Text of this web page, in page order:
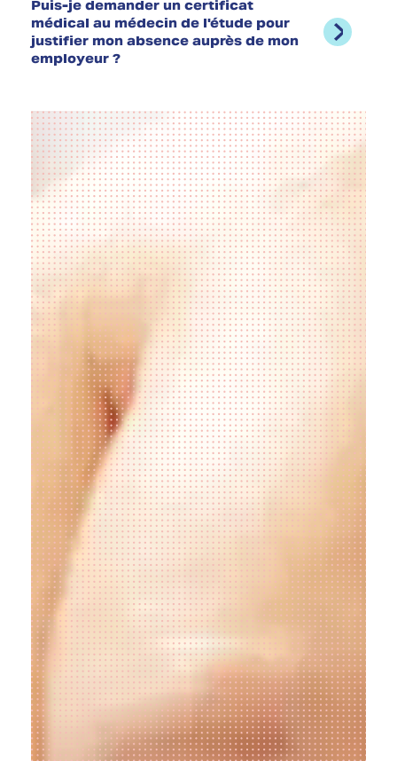
Puis-je demander un certificat
médical au médecin de l'étude pour
justifier mon absence auprès de mon
employeur ?